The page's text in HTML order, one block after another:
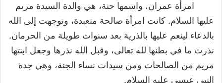
امرأة عمران، واسمها حنة، هي والدة السيدة مريم
عليها السلام. كانت امرأة صالحة متعبدة، وتوجهت إلى الله
بالدعاء لينعم عليها بالذرية بعد سنوات طويلة من الحرمان.
نذرت ما في بطنها لله تعالى، وقبل الله نذرها وجعل ابنتها
مريم من الصالحات ومن سيدات نساء الجنة، وهي جدة
النبي عيسى عليه السلام.